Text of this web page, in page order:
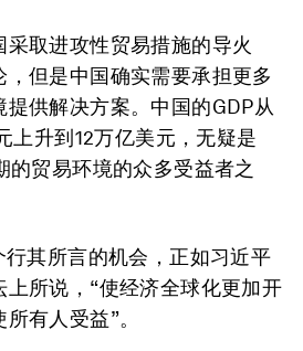
取进攻性贸易措施的导火
但是中国确实需要承担更多
供解决方案。中国的GDP从
上升到12万亿美元，无疑是
的贸易环境的众多受益者之
其所言的机会，正如习近平
上所说，“使经济全球化更加开
有人受益”。